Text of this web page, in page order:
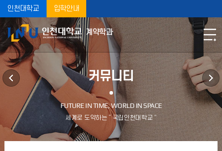
인천대학교 입학안내
계약학과
커뮤니티